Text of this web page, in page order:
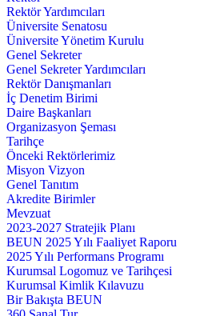
Rektör Yardımcıları
Üniversite Senatosu
Üniversite Yönetim Kurulu
Genel Sekreter
Genel Sekreter Yardımcıları
Rektör Danışmanları
İç Denetim Birimi
Daire Başkanları
Organizasyon Şeması
Tarihçe
Önceki Rektörlerimiz
Misyon Vizyon
Genel Tanıtım
Akredite Birimler
Mevzuat
2023-2027 Stratejik Planı
BEUN 2025 Yılı Faaliyet Raporu
2025 Yılı Performans Programı
Kurumsal Logomuz ve Tarihçesi
Kurumsal Kimlik Kılavuzu
Bir Bakışta BEUN